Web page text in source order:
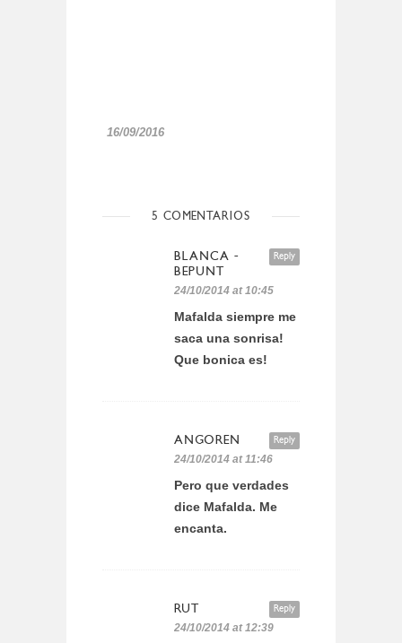
16/09/2016
5 COMENTARIOS
Reply
BLANCA -
BEPUNT
24/10/2014 at 10:45
Mafalda siempre me
saca una sonrisa!
Que bonica es!
Reply
ANGOREN
24/10/2014 at 11:46
Pero que verdades
dice Mafalda. Me
encanta.
Reply
RUT
24/10/2014 at 12:39